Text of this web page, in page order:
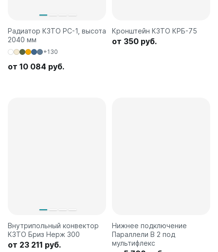
Радиатор КЗТО РС-1, высота
2040 мм
+130
от 10 084 руб.
Кронштейн КЗТО КРБ-75
от 350 руб.
Внутрипольный конвектор
КЗТО Бриз Нерж 300
от 23 211 руб.
Нижнее подключение
Параллели В 2 под
мультифлекс